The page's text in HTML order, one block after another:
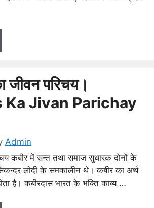
जीवन परिचय।
Ka Jivan Parichay
Admin
कबीर में सन्त तथा समाज सुधारक दोनों के
लोदी के समकालीन थे। कबीर का अर्थ
है। कबीरदास भारत के भक्ति काव्य …